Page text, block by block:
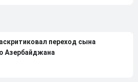
переход сына
Азербайджана